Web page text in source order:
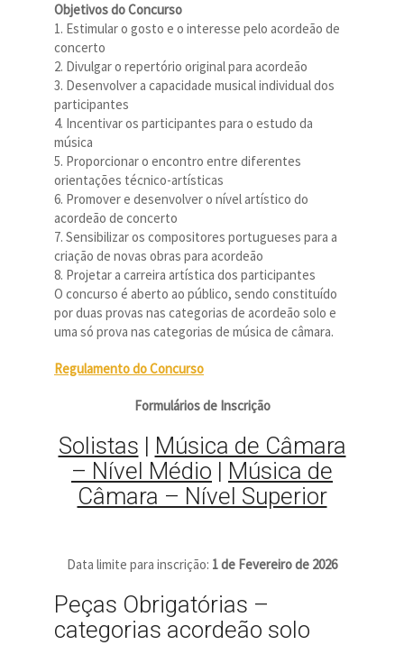
Objetivos do Concurso
1. Estimular o gosto e o interesse pelo acordeão de
concerto
2. Divulgar o repertório original para acordeão
3. Desenvolver a capacidade musical individual dos
participantes
4. Incentivar os participantes para o estudo da
música
5. Proporcionar o encontro entre diferentes
orientações técnico-artísticas
6. Promover e desenvolver o nível artístico do
acordeão de concerto
7. Sensibilizar os compositores portugueses para a
criação de novas obras para acordeão
8. Projetar a carreira artística dos participantes
O concurso é aberto ao público, sendo constituído
por duas provas nas categorias de acordeão solo e
uma só prova nas categorias de música de câmara.
Regulamento do Concurso
Formulários de Inscrição
Solistas | Música de Câmara
– Nível Médio | Música de
Câmara – Nível Superior
Data limite para inscrição: 1 de Fevereiro de 2026
Peças Obrigatórias –
categorias acordeão solo